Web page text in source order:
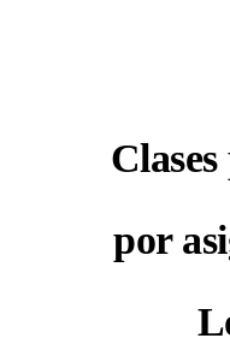
por